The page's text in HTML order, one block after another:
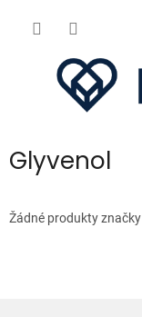
Glyvenol
Žádné produkty značky